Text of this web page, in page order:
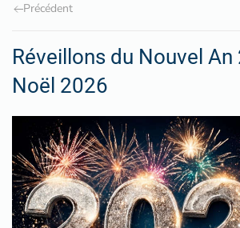
Précédent
Réveillons du Nouvel
Noël 2026